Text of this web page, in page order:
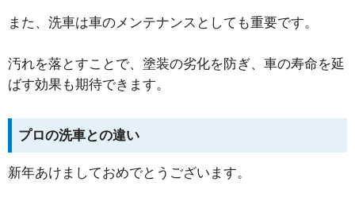
また、洗車は車のメンテナンスとしても重要です。
汚れを落とすことで、塗装の劣化を防ぎ、車の寿命を延
ばす効果も期待できます。
プロの洗車との違い
新年あけましておめでとうございます。